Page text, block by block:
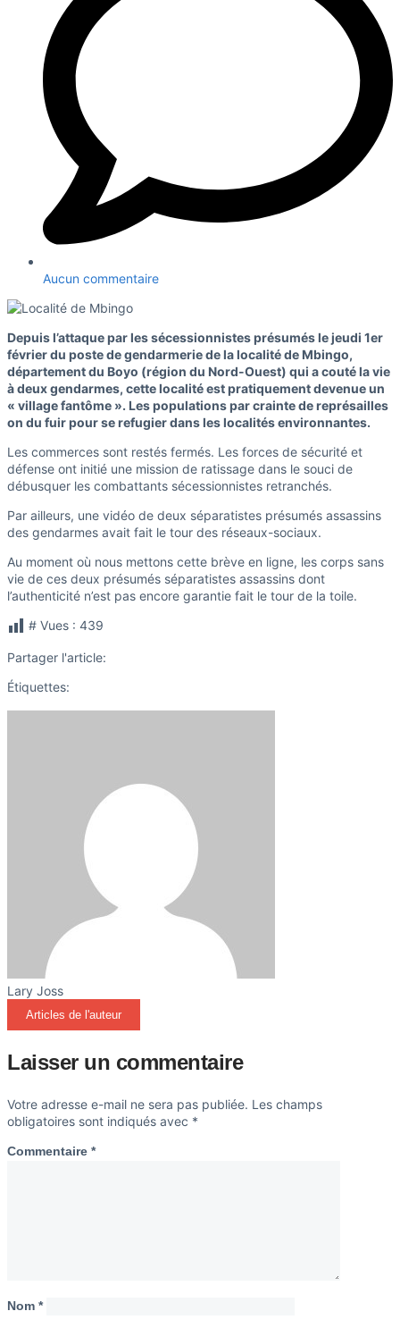
Aucun commentaire
Depuis l’attaque par les sécessionnistes présumés le jeudi 1er
février du poste de gendarmerie de la localité de Mbingo,
département du Boyo (région du Nord-Ouest) qui a couté la vie
à deux gendarmes, cette localité est pratiquement devenue un
« village fantôme ». Les populations par crainte de représailles
on du fuir pour se refugier dans les localités environnantes.
Les commerces sont restés fermés. Les forces de sécurité et
défense ont initié une mission de ratissage dans le souci de
débusquer les combattants sécessionnistes retranchés.
Par ailleurs, une vidéo de deux séparatistes présumés assassins
des gendarmes avait fait le tour des réseaux-sociaux.
Au moment où nous mettons cette brève en ligne, les corps sans
vie de ces deux présumés séparatistes assassins dont
l’authenticité n’est pas encore garantie fait le tour de la toile.
# Vues : 439
Partager l'article:
Étiquettes:
Lary Joss
Articles de l'auteur
Laisser un commentaire
Votre adresse e-mail ne sera pas publiée. Les champs
obligatoires sont indiqués avec *
Commentaire *
Nom *